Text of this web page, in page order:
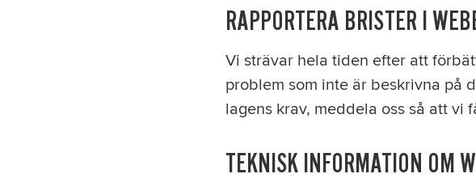
RAPPORTERA BRISTER I
Vi strävar hela tiden efter att
problem som inte är beskrivna på
lagens krav, meddela oss så att vi
TEKNISK INFORMATION OM